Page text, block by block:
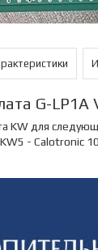
G-
KW для
- Calotronic